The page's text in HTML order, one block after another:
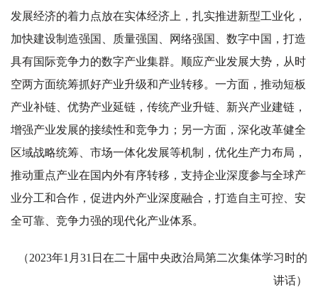
发展经济的着力点放在实体经济上，扎实推进新型工业化，
加快建设制造强国、质量强国、网络强国、数字中国，打造
具有国际竞争力的数字产业集群。顺应产业发展大势，从时
空两方面统筹抓好产业升级和产业转移。一方面，推动短板
产业补链、优势产业延链，传统产业升链、新兴产业建链，
增强产业发展的接续性和竞争力；另一方面，深化改革健全
区域战略统筹、市场一体化发展等机制，优化生产力布局，
推动重点产业在国内外有序转移，支持企业深度参与全球产
业分工和合作，促进内外产业深度融合，打造自主可控、安
全可靠、竞争力强的现代化产业体系。
（2023年1月31日在二十届中央政治局第二次集体学习时的
讲话）